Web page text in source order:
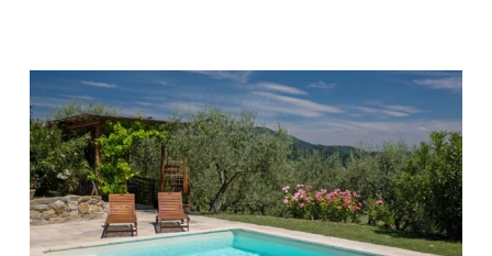
Changer
le
liner
d’une
piscine